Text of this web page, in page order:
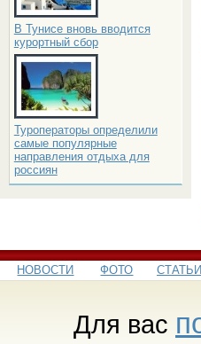
В Тунисе вновь вводится
курортный сбор
Туроператоры определили
самые популярные
направления отдыха для
россиян
НОВОСТИ ФОТО СТАТЬИ
Для вас